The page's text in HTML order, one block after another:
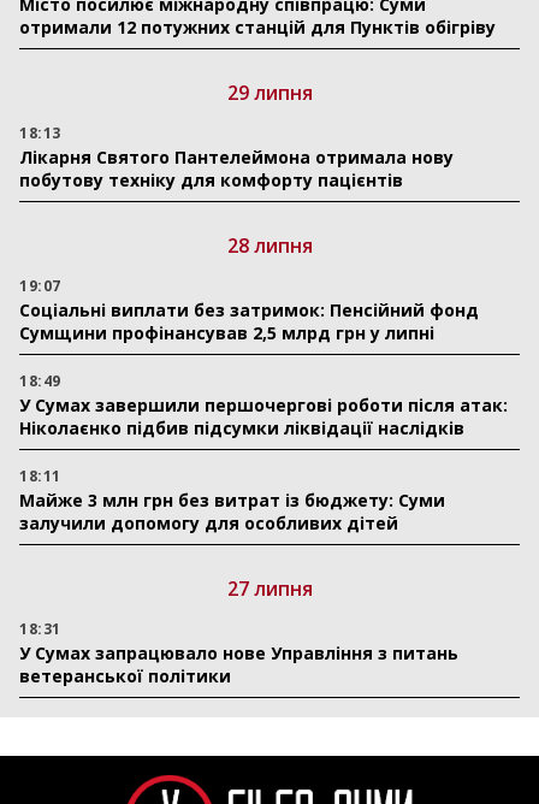
отримали 12 потужних станцій для Пунктів обігріву
29 липня
18:13
Лікарня Святого Пантелеймона отримала нову
побутову техніку для комфорту пацієнтів
28 липня
19:07
Соціальні виплати без затримок: Пенсійний фонд
Сумщини профінансував 2,5 млрд грн у липні
18:49
У Сумах завершили першочергові роботи після атак:
Ніколаєнко підбив підсумки ліквідації наслідків
18:11
Майже 3 млн грн без витрат із бюджету: Суми
залучили допомогу для особливих дітей
27 липня
18:31
У Сумах запрацювало нове Управління з питань
ветеранської політики